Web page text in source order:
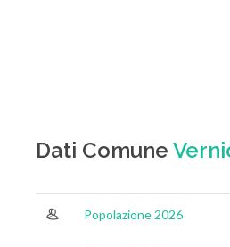
Dati Comune
Popolazione 2026